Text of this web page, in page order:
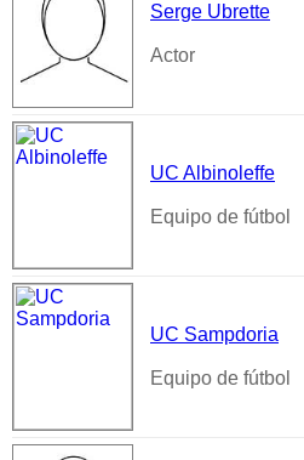
Serge Ubrette
Actor
UC Albinoleffe
Equipo de fútbol
UC Sampdoria
Equipo de fútbol